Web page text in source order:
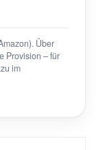
Über
Provision – für
im